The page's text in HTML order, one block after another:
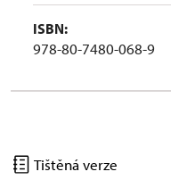
ISBN:
978-80-7480-068-9
Tištěná verze